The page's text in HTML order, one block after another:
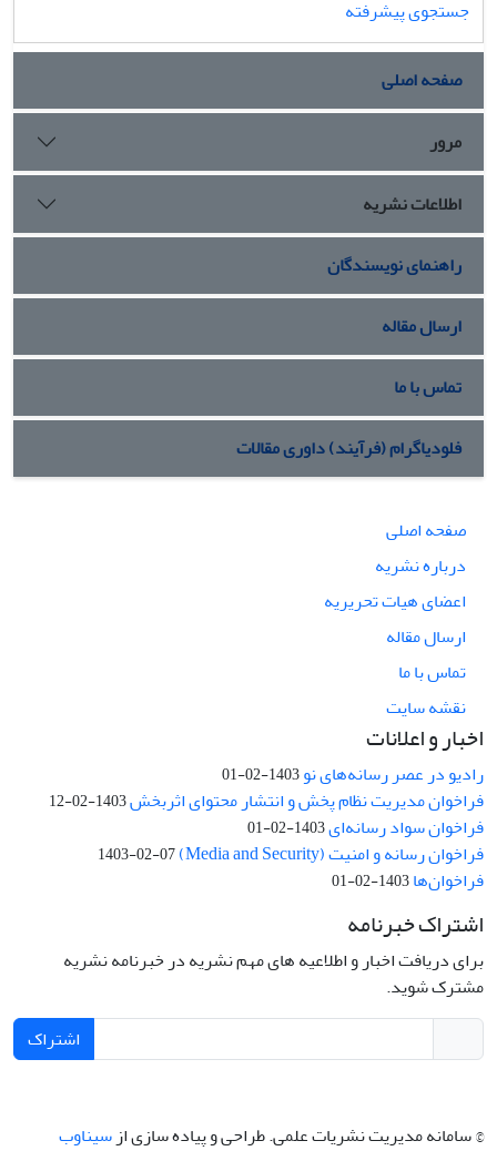
جستجوی پیشرفته
صفحه اصلی
مرور
اطلاعات نشریه
راهنمای نویسندگان
ارسال مقاله
تماس با ما
فلودیاگرام (فرآیند) داوری مقالات
صفحه اصلی
درباره نشریه
اعضای هیات تحریریه
ارسال مقاله
تماس با ما
نقشه سایت
اخبار و اعلانات
رادیو در عصر رسانه‌های نو1403-02-01
فراخوان مدیریت نظام پخش و انتشار محتوای اثربخش1403-02-12
فراخوان سواد رسانه‌ای1403-02-01
فراخوان رسانه و امنیت (Media and Security) 1403-02-07
فراخوان‌ها1403-02-01
اشتراک خبرنامه
برای دریافت اخبار و اطلاعیه های مهم نشریه در خبرنامه نشریه
مشترک شوید.
اشتراک
© سامانه مدیریت نشریات علمی.طراحی و پیاده سازی ازسیناوب